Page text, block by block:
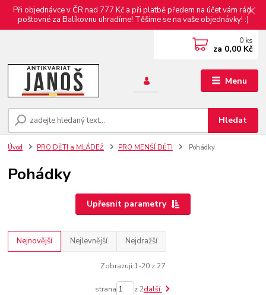
Při objednávce v ČR nad 777 Kč a při platbě předem na účet vám rádi
poštovné za Balíkovnu uhradíme! Těšíme se na vaše objednávky! :)
Menu
Hledat
0 ks
za 0,00 Kč
Úvod PRO DĚTI a MLÁDEŽ PRO MENŠÍ DĚTI Pohádky
Pohádky
Upřesnit parametry
Nejnovější Nejlevnější Nejdražší
Zobrazuji 1-20 z 27
strana z 2další